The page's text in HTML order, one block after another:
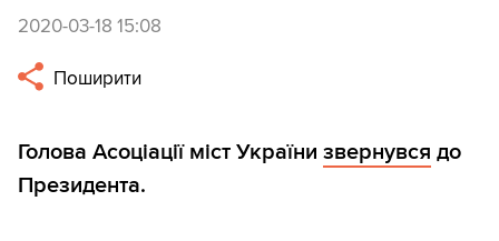
2020-03-18 15:08
Поширити
Голова Асоціації міст України звернувся до
Президента.